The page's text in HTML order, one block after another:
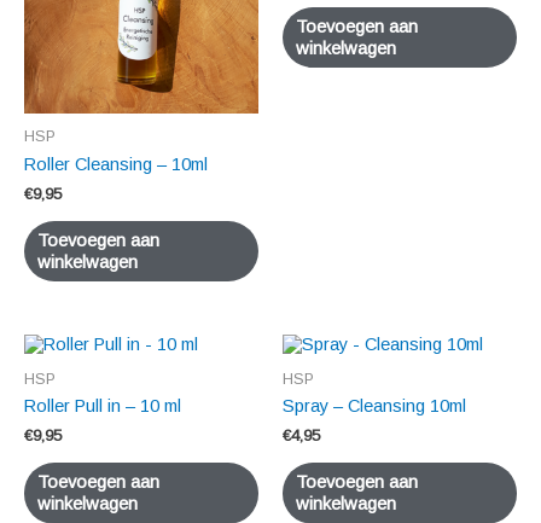
HSP
Roller Cleansing – 10ml
€9,95
Toevoegen aan
winkelwagen
Toevoegen aan
winkelwagen
HSP
Roller Pull in – 10 ml
€9,95
Toevoegen aan
winkelwagen
HSP
Spray – Cleansing 10ml
€4,95
Toevoegen aan
winkelwagen